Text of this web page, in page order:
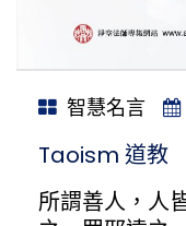
智慧名言
Taoism 道教
所謂善人，人